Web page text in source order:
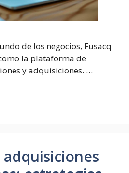
de los negocios, Fusacq
la plataforma de
y adquisiciones. …
adquisiciones